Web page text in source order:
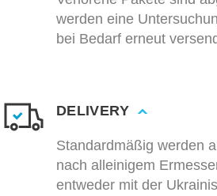
werden eine
bei Bedarf erneut
DELIVERY
Standardmäßig werden
nach alleinigem
entweder mit der